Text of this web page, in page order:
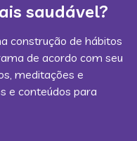
saudável?
construção de hábitos
de acordo com seu
meditações e
e conteúdos para